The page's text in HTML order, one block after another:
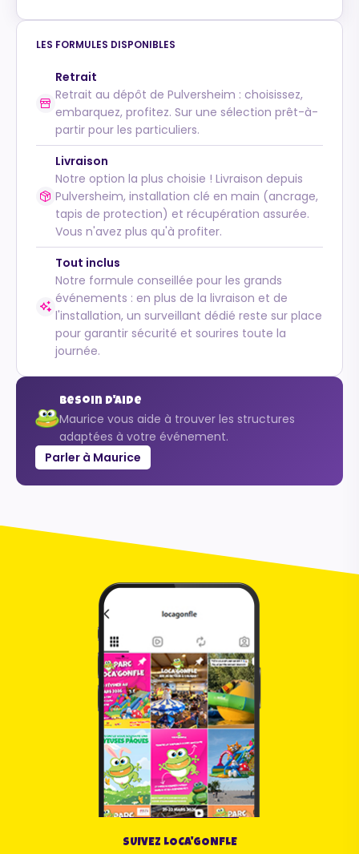
LES FORMULES DISPONIBLES
Retrait
Retrait au dépôt de Pulversheim : choisissez,
embarquez, profitez. Sur une sélection prêt-à-
partir pour les particuliers.
Livraison
Notre option la plus choisie ! Livraison depuis
Pulversheim, installation clé en main (ancrage,
tapis de protection) et récupération assurée.
Vous n'avez plus qu'à profiter.
Tout inclus
Notre formule conseillée pour les grands
événements : en plus de la livraison et de
l'installation, un surveillant dédié reste sur place
pour garantir sécurité et sourires toute la
journée.
Besoin d'aide
Maurice vous aide à trouver les structures
adaptées à votre événement.
Parler à Maurice
SUIVEZ LOCA'GONFLE